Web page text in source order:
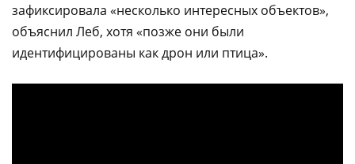
зафиксировала «несколько интересных объектов»,
объяснил Леб, хотя «позже они были
идентифицированы как дрон или птица».